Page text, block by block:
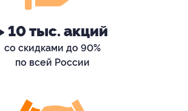
10 тыс. акций
со скидками до 90%
по всей России